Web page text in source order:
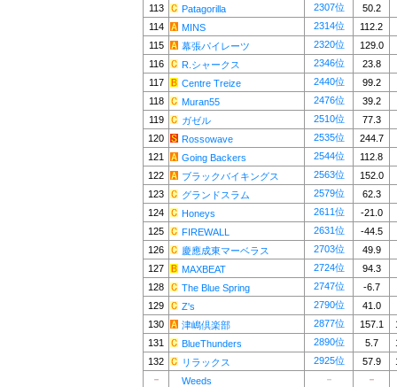
113
Patagorilla 2307位
50.2
114
MINS 2314位
112.2
115
幕張パイレーツ 2320位
129.0
116
R.シャークス 2346位
23.8
117
Centre Treize 2440位
99.2
118
Muran55 2476位
39.2
119
ガゼル 2510位
77.3
120
Rossowave 2535位
244.7
121
Going Backers 2544位
112.8
122
ブラックバイキングス 2563位
152.0
123
グランドスラム 2579位
62.3
124
Honeys 2611位
-21.0
125
FIREWALL 2631位
-44.5
126
慶應成東マーベラス 2703位
49.9
127
MAXBEAT 2724位
94.3
128
The Blue Spring 2747位
-6.7
129
Z's 2790位
41.0
130
津嶋倶楽部 2877位 157.1
131
BlueThunders 2890位 5.7
132
リラックス 2925位 57.9
－
Weeds －
－